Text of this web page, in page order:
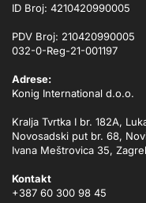
ID Broj: 4210420990005
PDV Broj: 210420990005
032-0-Reg-21-001197
Adrese:
Konig International d.o.o.
Kralja Tvrtka I br. 182A,
Novosadski put br. 68,
Ivana Meštrovica 35,
Kontakt
+387 60 300 98 45